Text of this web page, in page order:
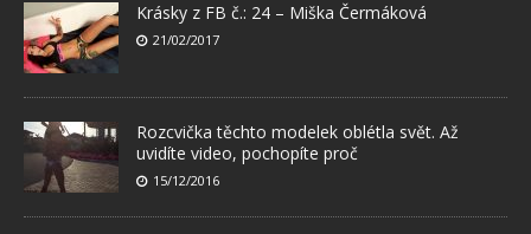
Krásky z FB č.: 24 – Miška Čermáková
21/02/2017
Rozcvička těchto modelek oblétla svět. Až
uvidíte video, pochopíte proč
15/12/2016